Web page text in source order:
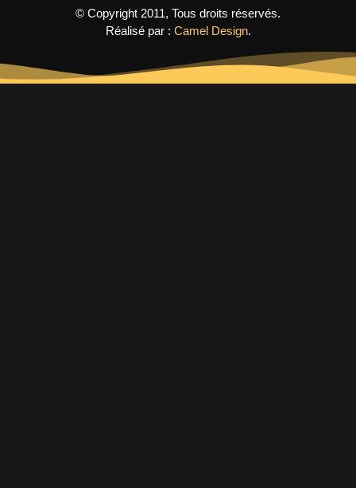
© Copyright 2011, Tous droits réservés.
Réalisé par : Camel Design.